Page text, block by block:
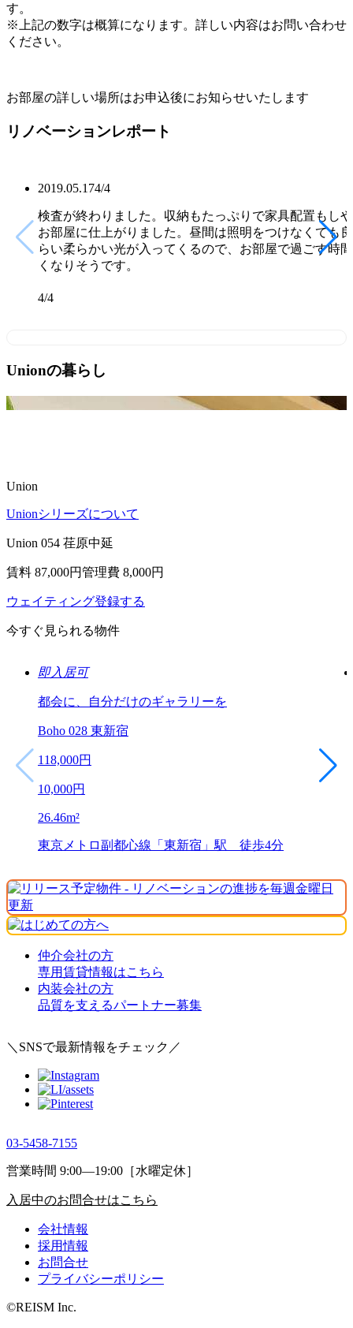
す。
※上記の数字は概算になります。詳しい内容はお問い合わせ
ください。
お部屋の詳しい場所はお申込後にお知らせいたします
リノベーションレポート
2019.05.174/4
検査が終わりました。収納もたっぷりで家具配置もし
お部屋に仕上がりました。昼間は照明をつけなくても
らい柔らかい光が入ってくるので、お部屋で過ごす時
くなりそうです。
4/4
Unionの暮らし
Union
Unionシリーズについて
Union 054 荏原中延
賃料 87,000円管理費 8,000円
ウェイティング登録する
今すぐ見られる物件
即入居可
都会に、自分だけのギャラリーを
Boho 028 東新宿
118,000円
10,000円
26.46m²
東京メトロ副都心線「東新宿」駅 徒歩4分
仲介会社の方
専用賃貸情報はこちら
内装会社の方
品質を支えるパートナー募集
＼SNSで最新情報をチェック／
03-5458-7155
営業時間 9:00―19:00［水曜定休］
入居中のお問合せはこちら
会社情報
採用情報
お問合せ
プライバシーポリシー
©REISM Inc.